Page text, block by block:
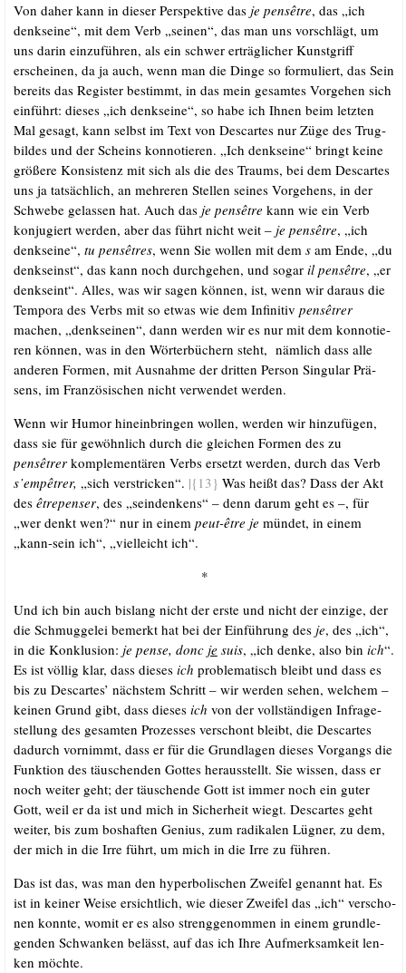
Von daher kann in die­ser Per­spek­ti­ve das je pensêt­re, das „ich
denks­ei­ne“, mit dem Verb „sei­nen“, das man uns vor­schlägt, um
uns dar­in ein­zu­füh­ren, als ein schwer erträg­li­cher Kunst­griff
erschei­nen, da ja auch, wenn man die Din­ge so for­mu­liert, das Sein
bereits das Regis­ter bestimmt, in das mein gesam­tes Vor­ge­hen sich
ein­führt: die­ses „ich denks­ei­ne“, so habe ich Ihnen beim letz­ten
Mal gesagt, kann selbst im Text von Des­car­tes nur Züge des Trug­
bil­des und der Scheins kon­no­tie­ren. „Ich denks­ei­ne“ bringt kei­ne
grö­ße­re Kon­sis­tenz mit sich als die des Traums, bei dem Des­car­tes
uns ja tat­säch­lich, an meh­re­ren Stel­len sei­nes Vor­ge­hens, in der
Schwe­be gelas­sen hat. Auch das je pensêt­re kann wie ein Verb
kon­ju­giert wer­den, aber das führt nicht weit – je pensêt­re, „ich
denks­ei­ne“, tu pensê­tres, wenn Sie wol­len mit dem sam Ende, „du
denk­seinst“, das kann noch durch­ge­hen, und sogar il pensêt­re, „er
denk­seint“. Alles, was wir sagen kön­nen, ist, wenn wir dar­aus die
Tem­po­ra des Verbs mit so etwas wie dem Infi­ni­tiv pensêtrer
machen, „denks­ei­nen“, dann wer­den wir es nur mit dem kon­no­tie­
ren kön­nen, was in den Wör­ter­bü­chern steht, näm­lich dass alle
ande­ren For­men, mit Aus­nah­me der drit­ten Per­son Sin­gu­lar Prä­
sens, im Fran­zö­si­schen nicht ver­wen­det werden.
Wenn wir Humor hin­ein­brin­gen wol­len, wer­den wir hin­zu­fü­gen,
dass sie für gewöhn­lich durch die glei­chen For­men des zu
pensêtrer kom­ple­men­tä­ren Verbs ersetzt wer­den, durch das Verb
s’empêtrer, „sich ver­stri­cken“. |{13} Was heißt das? Dass der Akt
des êtr­epen­ser, des „sein­den­kens“ – denn dar­um geht es –, für
„wer denkt wen?“ nur in einem peut-être je mün­det, in einem
„kann-sein ich“, „viel­leicht ich“.
*
Und ich bin auch bis­lang nicht der ers­te und nicht der ein­zi­ge, der
die Schmug­ge­lei bemerkt hat bei der Ein­füh­rung des je, des „ich“,
in die Kon­klu­si­on: je pen­se, donc je suis, „ich den­ke, also bin ich“.
Es ist völ­lig klar, dass die­ses ich pro­ble­ma­tisch bleibt und dass es
bis zu Des­car­tes’ nächs­tem Schritt – wir wer­den sehen, wel­chem –
kei­nen Grund gibt, dass die­ses ich von der voll­stän­di­gen Infra­ge­
stel­lung des gesam­ten Pro­zes­ses ver­schont bleibt, die Des­car­tes
dadurch vor­nimmt, dass er für die Grund­la­gen die­ses Vor­gangs die
Funk­ti­on des täu­schen­den Got­tes her­aus­stellt. Sie wis­sen, dass er
noch wei­ter geht; der täu­schen­de Gott ist immer noch ein guter
Gott, weil er da ist und mich in Sicher­heit wiegt. Des­car­tes geht
wei­ter, bis zum bos­haf­ten Geni­us, zum radi­ka­len Lüg­ner, zu dem,
der mich in die Irre führt, um mich in die Irre zu führen.
Das ist das, was man den hyper­bo­li­schen Zwei­fel genannt hat. Es
ist in kei­ner Wei­se ersicht­lich, wie die­ser Zwei­fel das „ich“ ver­scho­
nen konn­te, womit er es also streng­ge­nom­men in einem grund­le­
gen­den Schwan­ken belässt, auf das ich Ihre Auf­merk­sam­keit len­
ken möchte.